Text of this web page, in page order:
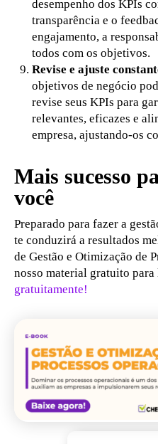
desempenho dos KPIs
transparência e o
engajamento, a
todos com os objetivos.
Revise e ajuste
objetivos de negócio
revise seus KPIs para
relevantes, eficazes e
empresa, ajustando-os
Mais sucesso
você
Preparado para fazer a
te conduzirá a resultados
de Gestão e Otimização de
nosso material gratuito
gratuitamente!